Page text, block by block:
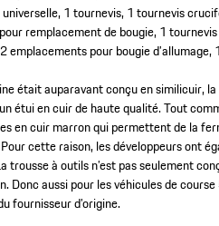
1 tournevis, 1 tournevis
remplacement de bougie, 1
emplacements pour bougie
était auparavant conçu en similicuir,
étui en cuir de haute qualité. Tout
en cuir marron qui permettent de la
cette raison, les développeurs ont
trousse à outils n’est pas seulement
Donc aussi pour les véhicules de
fournisseur d’origine.